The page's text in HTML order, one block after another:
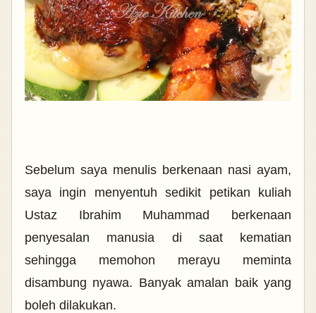
Sebelum saya menulis berkenaan nasi ayam,
saya ingin menyentuh sedikit petikan kuliah
Ustaz Ibrahim Muhammad berkenaan
penyesalan manusia di saat kematian
sehingga memohon merayu meminta
disambung nyawa. Banyak amalan baik yang
boleh dilakukan.